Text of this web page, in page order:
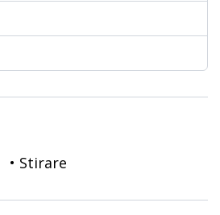
• Stirare